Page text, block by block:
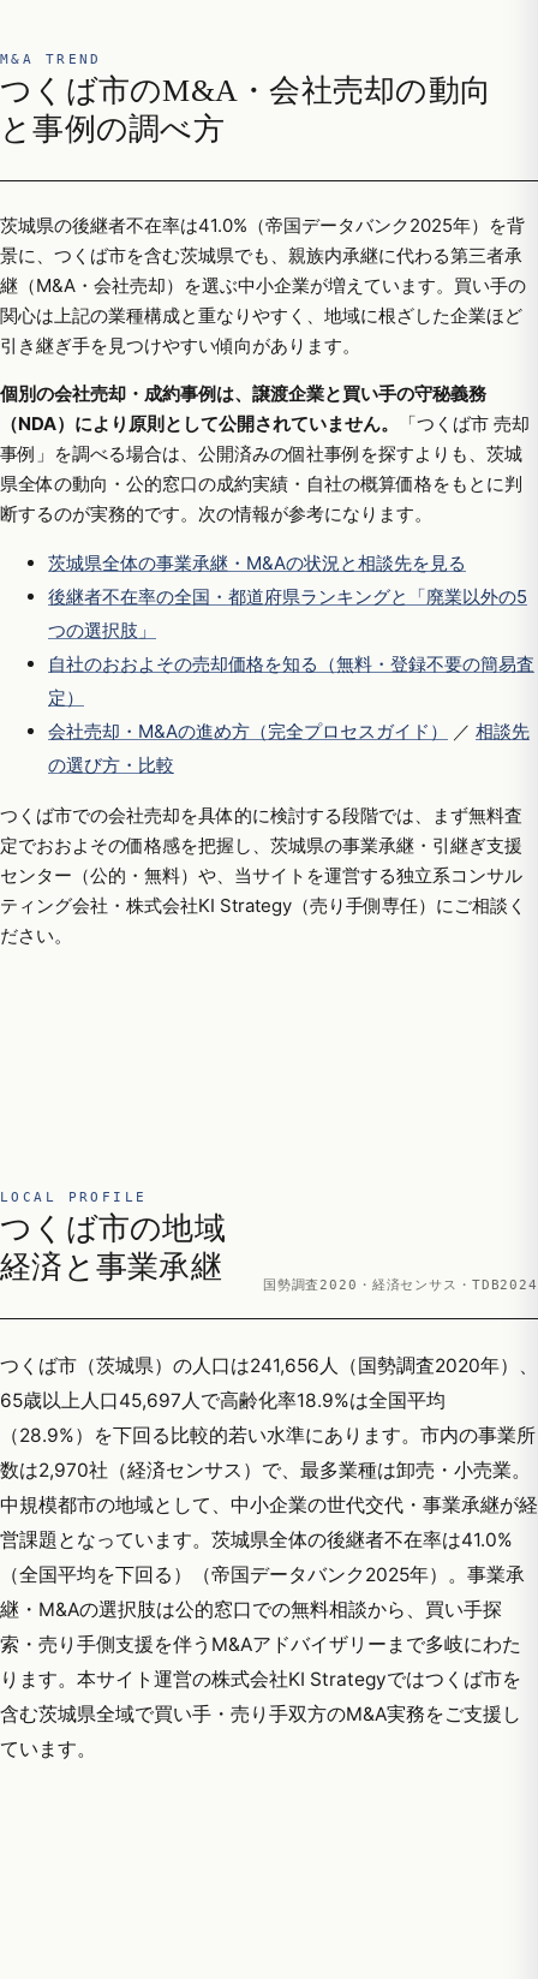
M&A TREND
つくば市のM&A・会社売却の動向
と事例の調べ方
茨城県の後継者不在率は41.0%（帝国データバンク2025年）を背
景に、つくば市を含む茨城県でも、親族内承継に代わる第三者承
継（M&A・会社売却）を選ぶ中小企業が増えています。買い手の
関心は上記の業種構成と重なりやすく、地域に根ざした企業ほど
引き継ぎ手を見つけやすい傾向があります。
個別の会社売却・成約事例は、譲渡企業と買い手の守秘義務
（NDA）により原則として公開されていません。
「つくば市 売却
事例」を調べる場合は、公開済みの個社事例を探すよりも、茨城
県全体の動向・公的窓口の成約実績・自社の概算価格をもとに判
断するのが実務的です。次の情報が参考になります。
茨城県全体の事業承継・M&Aの状況と相談先を見る
後継者不在率の全国・都道府県ランキングと「廃業以外の5
つの選択肢」
自社のおおよその売却価格を知る（無料・登録不要の簡易査
定）
会社売却・M&Aの進め方（完全プロセスガイド）
／ 相談先
の選び方・比較
つくば市での会社売却を具体的に検討する段階では、まず無料査
定でおおよその価格感を把握し、茨城県の事業承継・引継ぎ支援
センター（公的・無料）や、当サイトを運営する独立系コンサル
ティング会社・株式会社KI Strategy（売り手側専任）にご相談く
ださい。
LOCAL PROFILE
つくば市の地域
経済と事業承継
国勢調査2020・経済センサス・TDB2024
つくば市（茨城県）の人口は241,656人（国勢調査2020年）、
65歳以上人口45,697人で高齢化率18.9%は全国平均
（28.9%）を下回る比較的若い水準にあります。市内の事業所
数は2,970社（経済センサス）で、最多業種は卸売・小売業。
中規模都市の地域として、中小企業の世代交代・事業承継が経
営課題となっています。茨城県全体の後継者不在率は41.0%
（全国平均を下回る）（帝国データバンク2025年）。事業承
継・M&Aの選択肢は公的窓口での無料相談から、買い手探
索・売り手側支援を伴うM&Aアドバイザリーまで多岐にわた
ります。本サイト運営の株式会社KI Strategyではつくば市を
含む茨城県全域で買い手・売り手双方のM&A実務をご支援し
ています。